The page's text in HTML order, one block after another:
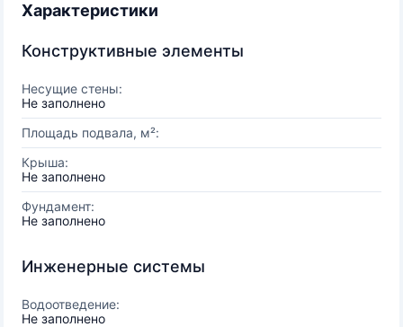
Характеристики
Конструктивные элементы
Несущие стены:
Не заполнено
Площадь подвала, м²:
Крыша:
Не заполнено
Фундамент:
Не заполнено
Инженерные системы
Водоотведение:
Не заполнено